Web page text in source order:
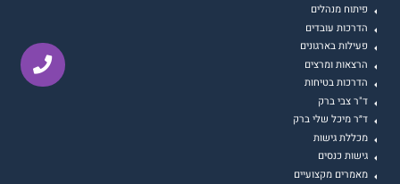
פיתוח מנהלים
הדרכות עובדים
פעילות בארגונים
הרצאות ומרצים
הדרכות בטיחות
ד"ר צבי ברק
ד״ר מיכל שלי ברק
מכללת גישות
גישות כנסים
מאמרים מקצועיים